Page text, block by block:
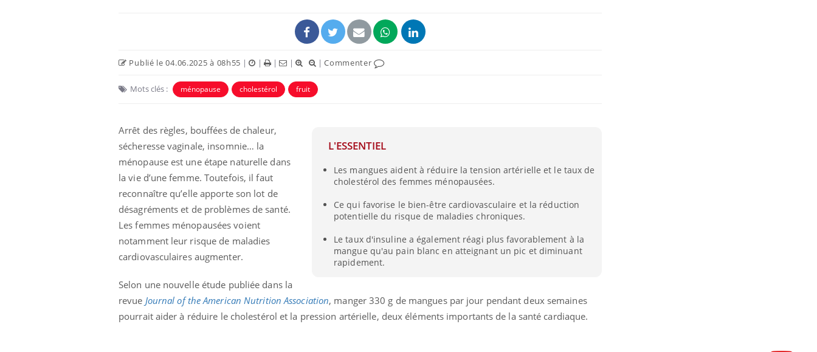
Publié le 04.06.2025 à 08h55 | | | | |Commenter
Mots clés : ménopause cholestérol fruit
L'ESSENTIEL
Les mangues aident à réduire la tension artérielle et le taux de
cholestérol des femmes ménopausées.
Ce qui favorise le bien-être cardiovasculaire et la réduction
potentielle du risque de maladies chroniques.
Le taux d'insuline a également réagi plus favorablement à la
mangue qu'au pain blanc en atteignant un pic et diminuant
rapidement.
Arrêt des règles, bouffées de chaleur,
sécheresse vaginale, insomnie… la
ménopause est une étape naturelle dans
la vie d’une femme. Toutefois, il faut
reconnaître qu’elle apporte son lot de
désagréments et de problèmes de santé.
Les femmes ménopausées voient
notamment leur risque de maladies
cardiovasculaires augmenter.
Selon une nouvelle étude publiée dans la
revue Journal of the American Nutrition Association, manger 330 g de mangues par jour pendant deux semaines
pourrait aider à réduire le cholestérol et la pression artérielle, deux éléments importants de la santé cardiaque.